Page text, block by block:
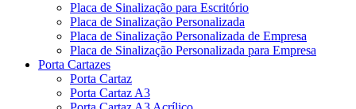
Placa de Sinalização para Escritório
Placa de Sinalização Personalizada
Placa de Sinalização Personalizada de Empresa
Placa de Sinalização Personalizada para Empresa
Porta Cartazes
Porta Cartaz
Porta Cartaz A3